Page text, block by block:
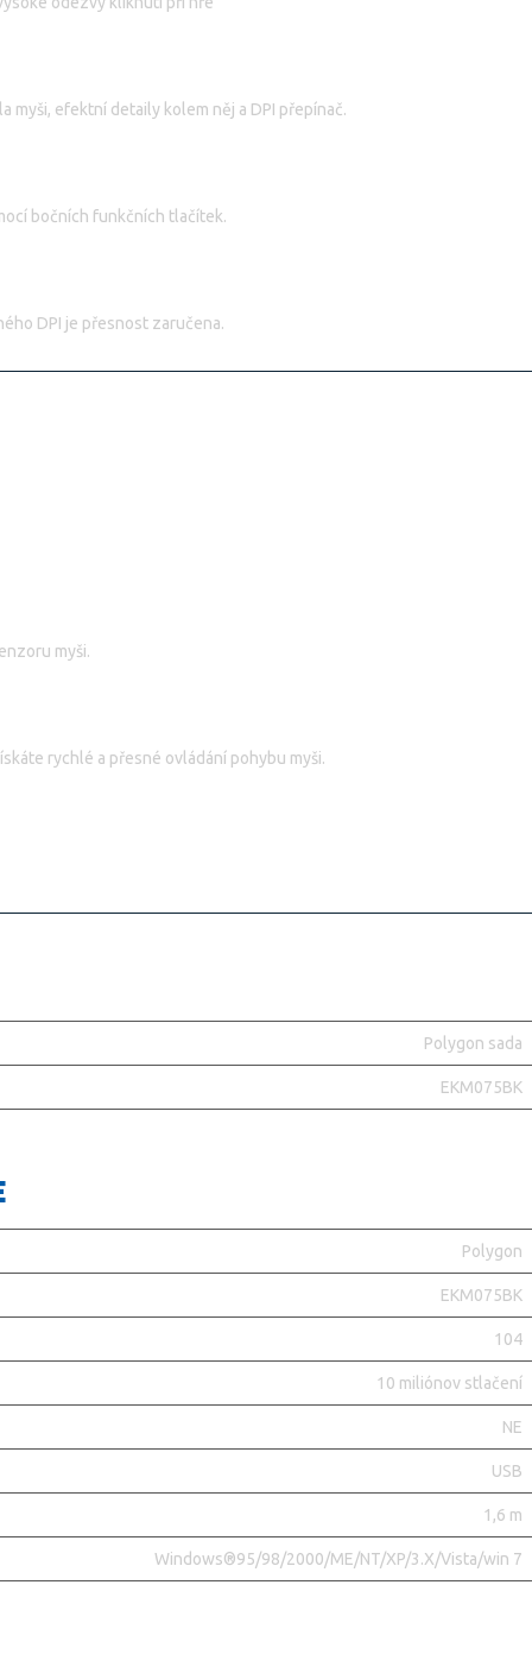
myši, efektní detaily kolem něj a DPI přepínač.
bočních funkčních tlačítek.
DPI je přesnost zaručena.
myši.
rychlé a přesné ovládání pohybu myši.
Polygon sada
EKM075BK
Polygon
EKM075BK
104
10 miliónov stlačení
NE
USB
1,6 m
Windows®95/98/2000/ME/NT/XP/3.X/Vista/win 7